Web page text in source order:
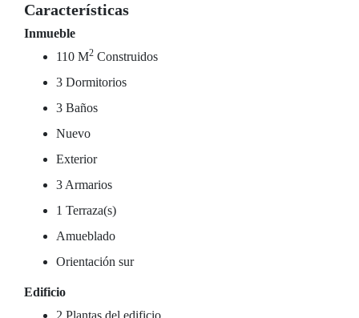
Características
Inmueble
110 M2 Construidos
3 Dormitorios
3 Baños
Nuevo
Exterior
3 Armarios
1 Terraza(s)
Amueblado
Orientación sur
Edificio
2 Plantas del edificio